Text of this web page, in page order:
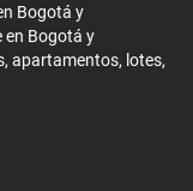
Bogotá y
en Bogotá y
apartamentos, lotes,